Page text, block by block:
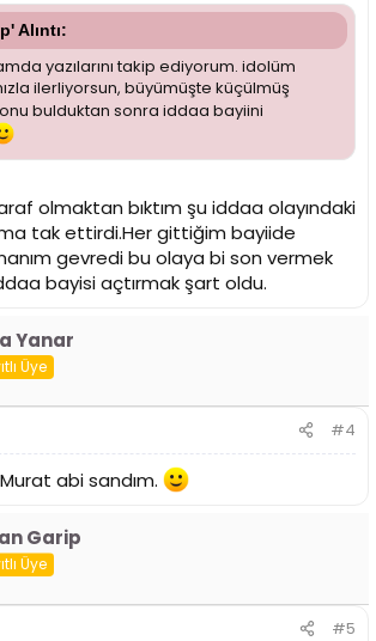
Alıntı:
yazılarını takip ediyorum. idolüm
ilerliyorsun, büyümüşte küçülmüş
bulduktan sonra iddaa bayiini
olmaktan bıktım şu iddaa olayındaki
tak ettirdi.Her gittiğim bayiide
gevredi bu olaya bi son vermek
bayisi açtırmak şart oldu.
Yanar
Üye
#4
abi sandım.
Garip
Üye
#5